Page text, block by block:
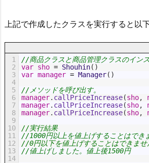
上記で作成したクラスを実行すると以
1
2
3
4
5
6
7
8
9
10
11
12
13
14
//商品クラスと商品管理クラスのイン
var sho = Shouhin( )
var manager = Manager( )
//メソッドを呼び出す。
manager. callPriceIncrease(sho,
manager. callPriceIncrease(sho,
manager. callPriceIncrease(sho,
//実行結果
//1000円以上を値上げすることはでき
//0円以下を値上げすることはできませ
//値上げしました。値上後1500円